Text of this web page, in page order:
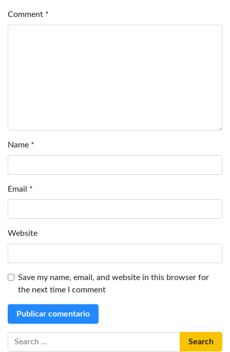
Comment *
Name *
Email *
Website
Save my name, email, and website in this browser for
the next time I comment
Search